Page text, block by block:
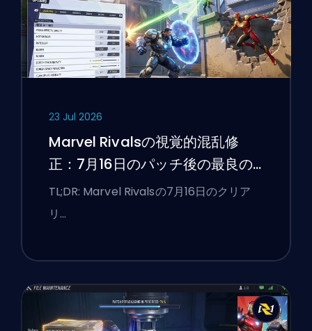
23 Jul 2026
Marvel Rivalsの視覚的混乱修
正：7月16日のパッチ後の最良の
競技設定
TL;DR: Marvel Rivalsの7月16日のクリア
リ…